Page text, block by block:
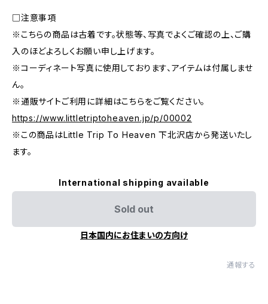
□注意事項
※こちらの商品は古着です。状態等、写真でよくご確認の上、ご購
入のほどよろしくお願い申し上げます。
※コーディネート写真に使用しております、アイテムは付属しませ
ん。
※通販サイトご利用に詳細はこちらをご覧ください。
https://www.littletriptoheaven.jp/p/00002
※この商品はLittle Trip To Heaven 下北沢店から発送いたし
ます。
International shipping available
Sold out
日本国内にお住まいの方向け
通報する